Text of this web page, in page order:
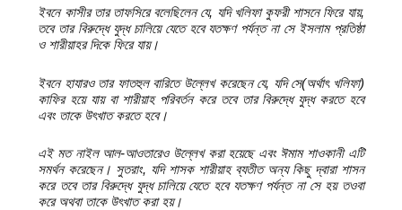
ইবনে কাসীর তার তাফসিরেবলেছিলেন যে, যদি খলিফা কুফরী শাসনে ফিরে যায়,
তবে তার বিরুদ্ধে যুদ্ধচালিয়ে যেতে হবে যতক্ষণ পর্যন্ত না সে ইসলাম প্রতিষ্ঠা
ও শারীয়াহর দিকেফিরে যায়।
ইবনে হাযারও তার ফাতহুল বারিতে উল্লেখ করেছেন যে, যদি সে(অর্থাৎ খলিফা)
কাফির হয়ে যায় বা শারীয়াহ পরিবর্তন করে তবে তার বিরুদ্ধে যুদ্ধ করতে হবে
এবং তাকে উৎখাত করতে হবে।
এই মত নাইল আল-আওতারেও উল্লেখ করা হয়েছে এবং ঈমাম শাওকানী এটি
সমর্থন করেছেন। সুতরাং, যদি শাসক শারীয়াহ ব্যতীত অন্যকিছু দ্বারা শাসন
করে তবে তার বিরুদ্ধে যুদ্ধ চালিয়ে যেতে হবে যতক্ষণ পর্যন্ত না সে হয় তওবা
করে অথবা তাকে উৎখাত করা হয়।